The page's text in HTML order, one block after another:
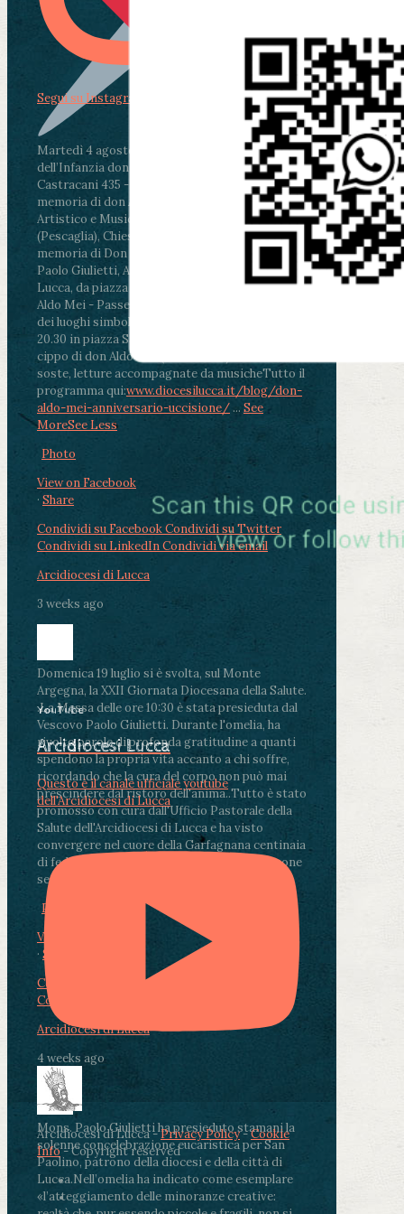
Martedì 4 agosto2026
ore 11:30 - Lucca, Scuola
dell’Infanzia don Aldo Mei - Viale Castruccio
Castracani 435 - Inaugurazione murales in
memoria di don Aldo Mei curato dal Liceo
Artistico e Musicale “Passaglia”
ore 18 - Fiano
(Pescaglia), Chiesa parrocchiale - Messa in
memoria di Don Aldo Mei celebrata da mons.
Paolo Giulietti, Arcivescovo di Lucca
ore 20.30 -
Lucca, da piazza San Michele al Cippo di don
Aldo Mei - Passeggiata della Memoria in alcuni
dei luoghi simbolo della città. Ritrovo alle ore
20.30 in piazza San Michele con conclusione al
cippo di don Aldo Mei (Porta Elisa). Durante le
soste, letture accompagnate da musicheTutto il
programma qui:www.diocesilucca.it/blog/don-
aldo-mei-anniversario-uccisione/ ... See
MoreSee Less
Photo
View on Facebook
· Share
Condividi su FacebookCondividi su Twitter
Condividi su LinkedInCondividi via email
Arcidiocesi di Lucca
3 weeks ago
Domenica 19 luglio si è svolta, sul Monte
Argegna, la XXII Giornata Diocesana della Salute.
.La Messa delle ore 10:30 è stata presieduta dal
Vescovo Paolo Giulietti. Durante l'omelia, ha
rivolto parole di profonda gratitudine a quanti
spendono la propria vita accanto a chi soffre,
ricordando che la cura del corpo non può mai
prescindere dal ristoro dell'anima..Tutto è stato
promosso con cura dall'Ufficio Pastorale della
Salute dell'Arcidiocesi di Lucca e ha visto
convergere nel cuore della Garfagnana centinaia
di fedeli, operatori sanitari, volontari e persone
segnate dalla malattia.
Photo
View on Facebook
· Share
Condividi su Facebook
Condividi su LinkedIn
Arcidiocesi di Lucca
4 weeks ago
Mons. Paolo Giulietti ha presieduto stamani la
solenne concelebrazione eucaristica per San
Paolino, patrono della diocesi e della città di
Lucca.Nell’omelia ha indicato come esemplare
«l’atteggiamento delle minoranze creative:
Segui su Instagram
YouTube
Arcidiocesi Lucca
Questo è il canale ufficiale youtube
dell'Arcidiocesi di Lucca
Arcidiocesi di Lucca -Privacy Policy-Cookie
Info- Copyright reserved